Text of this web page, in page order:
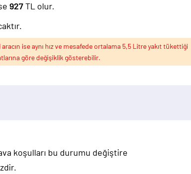
927TL olur.
ise aynı hız ve mesafede ortalama 5,5 Litre yakıt tükettiği
göre değişiklik gösterebilir.
koşulları bu durumu değiştire